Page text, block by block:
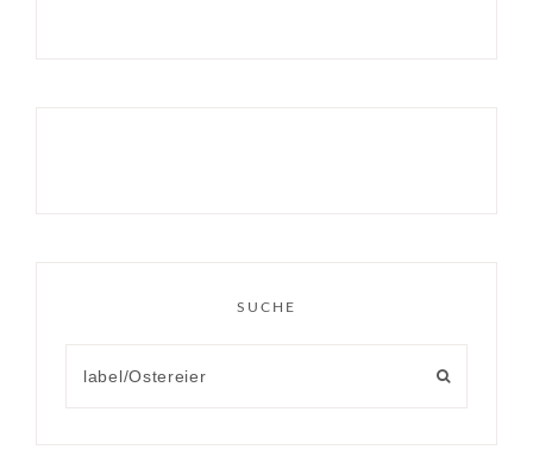
SUCHE